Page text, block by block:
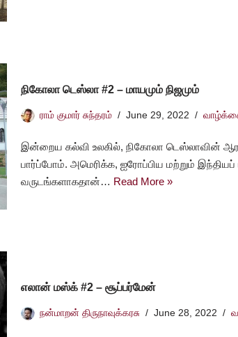
நிகோலா டெஸ்லா #2 – மாயமும் நிஜமும்
ராம் குமார் சுந்தரம் June 29, 2022
இன்றைய கல்வி உலகில், நிகோலா டெஸ்லாவின்
பார்ப்போம். அமெரிக்க, ஐரோப்பிய மற்றும்
வருடங்களாகதான்… Read More »
எலான் மஸ்க் #2 – சூப்பர்மேன்
நன்மாறன் திருநாவுக்கரசு June 28, 2022